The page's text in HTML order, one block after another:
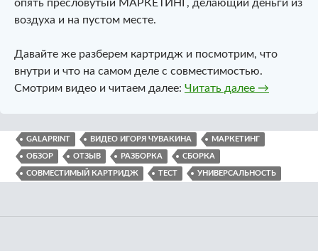
опять пресловутый МАРКЕТИНГ, делающий деньги из
воздуха и на пустом месте.
Давайте же разберем картридж и посмотрим, что
внутри и что на самом деле с совместимостью.
Смотрим видео и читаем далее: Читать далее Тест.
→
GALAPRINT ВИДЕО ИГОРЯ ЧУВАКИНА МАРКЕТИНГ
ОБЗОР ОТЗЫВ РАЗБОРКА СБОРКА
СОВМЕСТИМЫЙ КАРТРИДЖ ТЕСТ УНИВЕРСАЛЬНОСТЬ